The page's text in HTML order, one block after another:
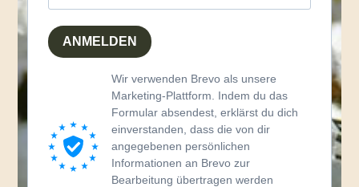
ANMELDEN
Wir verwenden Brevo als unsere
Marketing-Plattform. Indem du das
Formular absendest, erklärst du dich
einverstanden, dass die von dir
angegebenen persönlichen
Informationen an Brevo zur
Bearbeitung übertragen werden